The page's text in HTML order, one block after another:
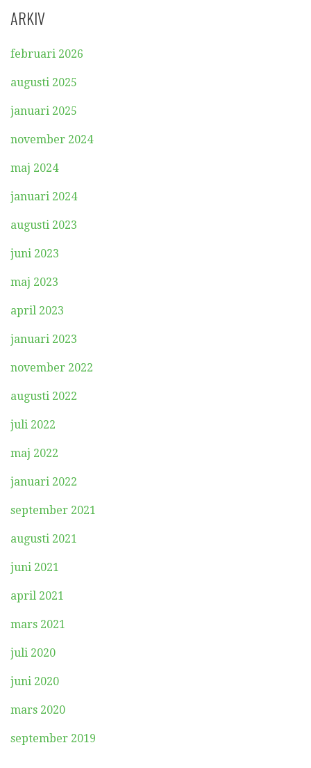
ARKIV
februari 2026
augusti 2025
januari 2025
november 2024
maj 2024
januari 2024
augusti 2023
juni 2023
maj 2023
april 2023
januari 2023
november 2022
augusti 2022
juli 2022
maj 2022
januari 2022
september 2021
augusti 2021
juni 2021
april 2021
mars 2021
juli 2020
juni 2020
mars 2020
september 2019